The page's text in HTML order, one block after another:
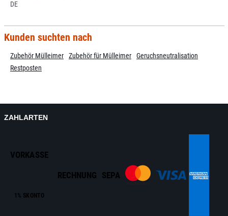
DE
Kunden suchten nach
Zubehör Mülleimer Zubehör für Mülleimer
Geruchsneutralisation
Restposten
ZAHLARTEN
VORKASSE
1% SKONTO
RECHNUNG SEPA